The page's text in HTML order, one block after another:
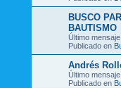
BUSCO
BAUTISMO
Último
Publicado en
Andrés
Último
Publicado en